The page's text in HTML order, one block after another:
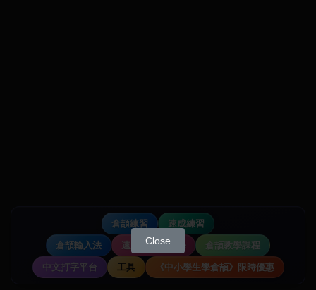
倉頡練習
速成練習
倉頡輸入法
速成輸入法教學
倉頡教學課程
中文打字平台
工具 《中小學生學倉頡》限時優惠
Close